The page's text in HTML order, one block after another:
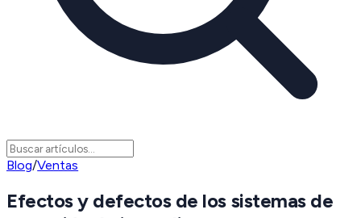
Blog/Ventas
Efectos y defectos de los sistemas de